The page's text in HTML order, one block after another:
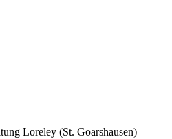
Loreley (St. Goarshausen)